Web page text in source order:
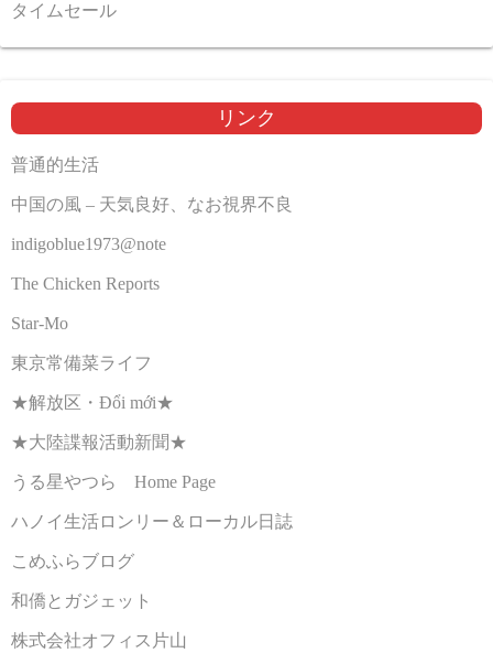
タイムセール
リンク
普通的生活
中国の風 – 天気良好、なお視界不良
indigoblue1973@note
The Chicken Reports
Star-Mo
東京常備菜ライフ
★解放区・Đổi mới★
★大陸諜報活動新聞★
うる星やつら Home Page
ハノイ生活ロンリー＆ローカル日誌
こめふらブログ
和僑とガジェット
株式会社オフィス片山